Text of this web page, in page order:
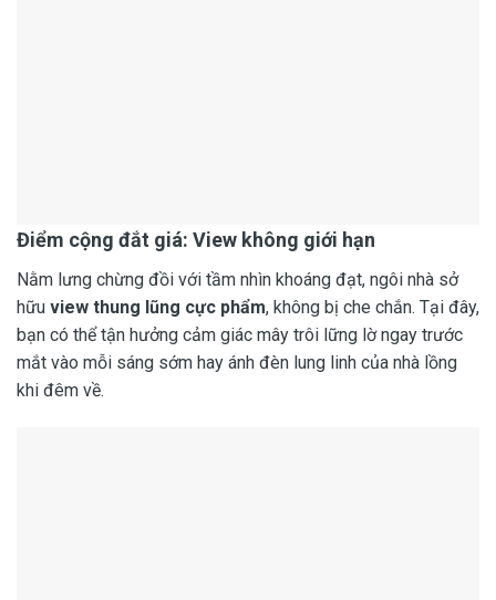
Điểm cộng đắt giá: View không giới hạn
Nằm lưng chừng đồi với tầm nhìn khoáng đạt, ngôi nhà sở
hữu view thung lũng cực phẩm, không bị che chắn. Tại đây,
bạn có thể tận hưởng cảm giác mây trôi lững lờ ngay trước
mắt vào mỗi sáng sớm hay ánh đèn lung linh của nhà lồng
khi đêm về.